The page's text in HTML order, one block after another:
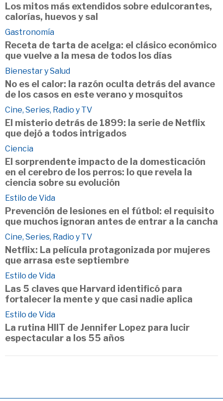
Los mitos más extendidos sobre edulcorantes,
calorías, huevos y sal
Gastronomía
Receta de tarta de acelga: el clásico económico
que vuelve a la mesa de todos los días
Bienestar y Salud
No es el calor: la razón oculta detrás del avance
de los casos en este verano y mosquitos
Cine, Series, Radio y TV
El misterio detrás de 1899: la serie de Netflix
que dejó a todos intrigados
Ciencia
El sorprendente impacto de la domesticación
en el cerebro de los perros: lo que revela la
ciencia sobre su evolución
Estilo de Vida
Prevención de lesiones en el fútbol: el requisito
que muchos ignoran antes de entrar a la cancha
Cine, Series, Radio y TV
Netflix: La película protagonizada por mujeres
que arrasa este septiembre
Estilo de Vida
Las 5 claves que Harvard identificó para
fortalecer la mente y que casi nadie aplica
Estilo de Vida
La rutina HIIT de Jennifer Lopez para lucir
espectacular a los 55 años